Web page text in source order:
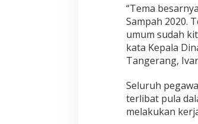
“Tema
Sampah 2020.
umum sudah
kata Kepala
Tangerang,
Seluruh
terlibat pula
melakukan